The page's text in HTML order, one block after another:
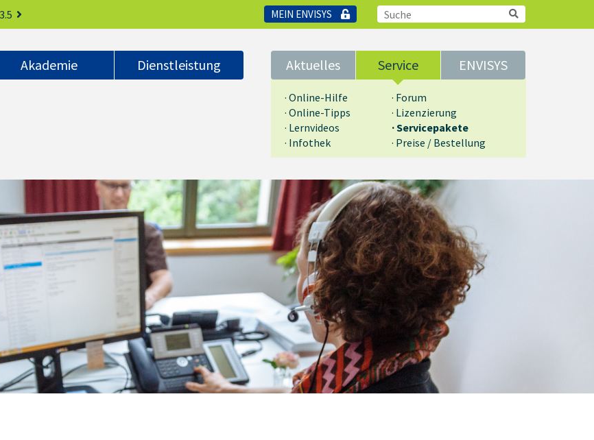
MEIN ENVISYS
Akademie Dienstleistung Aktuelles Service
· Online-Hilfe
· Online-Tipps
· Lernvideos
· Infothek
· Forum
· Lizenzierung
· Servicepakete
· Preise / Bestellung
ENVISYS